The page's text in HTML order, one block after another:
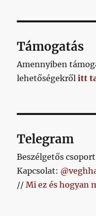
Támogatás
Amennyiben
lehetőségekrőlitt
Telegram
Beszélgetős
Kapcsolat:
//Mi ez és hogyan